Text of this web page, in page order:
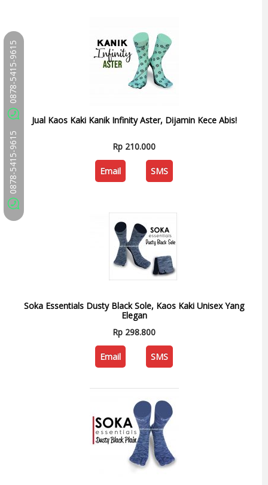
Jual Kaos Kaki Kanik Infinity Aster, Dijamin Kece Abis!
Rp 210.000
Email SMS
Soka Essentials Dusty Black Sole, Kaos Kaki Unisex Yang
Elegan
Rp 298.800
Email SMS
0878-5415-9615
0878-5415-9615